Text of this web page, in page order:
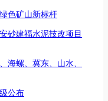
色矿山新标杆
砂建福水泥技改项目
海螺、冀东、山水、
公布